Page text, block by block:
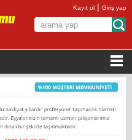
Kayıt ol |Giriş yap